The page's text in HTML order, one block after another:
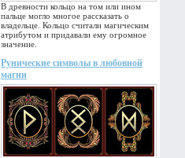
В древности кольцо на том или ином
пальце могло многое рассказать о
владельце. Кольцо считали магическим
атрибутом и придавали ему огромное
значение.
Рунические символы в любовной
магии